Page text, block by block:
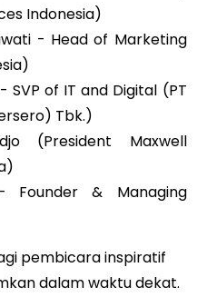
Indonesia)
- Head of Marketing
SVP of IT and Digital (PT
Tbk.)
(President Maxwell
Founder & Managing
pembicara inspiratif
dalam waktu dekat.